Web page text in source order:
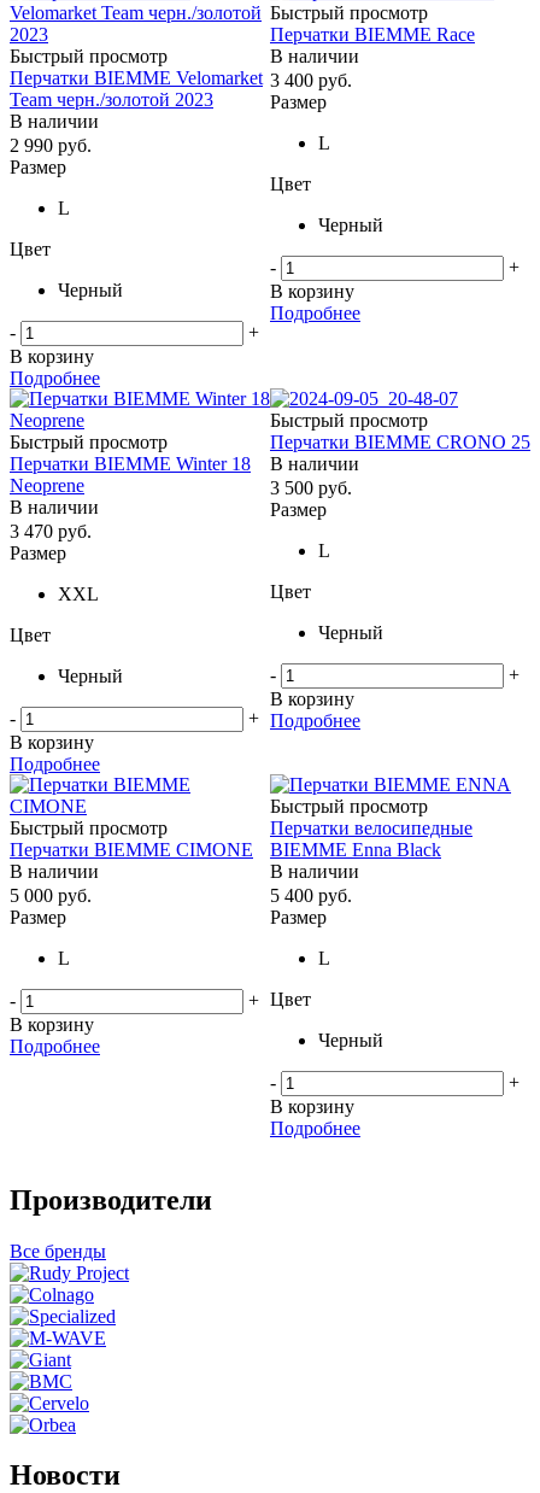
Быстрый просмотр
Перчатки BIEMME Velomarket
Team черн./золотой 2023
В наличии
2 990 руб.
Размер
L
Цвет
Черный
-
+
В корзину
Подробнее
Быстрый просмотр
Перчатки BIEMME Race
В наличии
3 400 руб.
Размер
L
Цвет
Черный
-
+
В корзину
Подробнее
Быстрый просмотр
Перчатки BIEMME Winter 18
Neoprene
В наличии
3 470 руб.
Размер
XXL
Цвет
Черный
-
+
В корзину
Подробнее
Быстрый просмотр
Перчатки BIEMME CRONO 25
В наличии
3 500 руб.
Размер
L
Цвет
Черный
-
+
В корзину
Подробнее
Быстрый просмотр
Перчатки BIEMME CIMONE
В наличии
5 000 руб.
Размер
L
-
+
В корзину
Подробнее
Быстрый просмотр
Перчатки велосипедные
BIEMME Enna Black
В наличии
5 400 руб.
Размер
L
Цвет
Черный
-
+
В корзину
Подробнее
Производители
Все бренды
Новости